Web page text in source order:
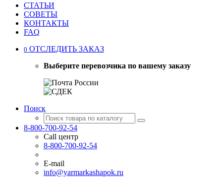
СТАТЬИ
СОВЕТЫ
КОНТАКТЫ
FAQ
0 ОТСЛЕДИТЬ ЗАКАЗ
Выберите перевозчика по вашему заказу
Поиск
8-800-700-92-54
Call центр
8-800-700-92-54
E-mail
info@yarmarkashapok.ru